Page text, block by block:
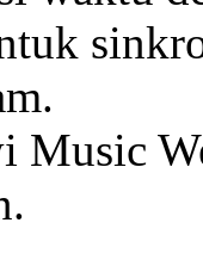
Music